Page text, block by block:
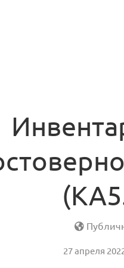
27 апреля